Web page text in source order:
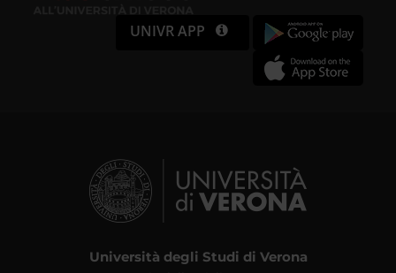
UNIVR APP
Università degli Studi di Verona